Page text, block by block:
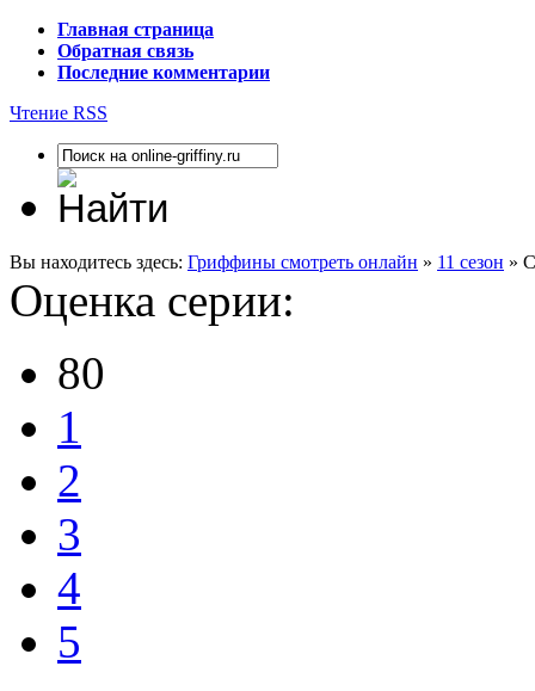
Главная страница
Обратная связь
Последние комментарии
Чтение RSS
Вы находитесь здесь: Гриффины смотреть онлайн » 11 сезон »
Оценка серии:
80
1
2
3
4
5